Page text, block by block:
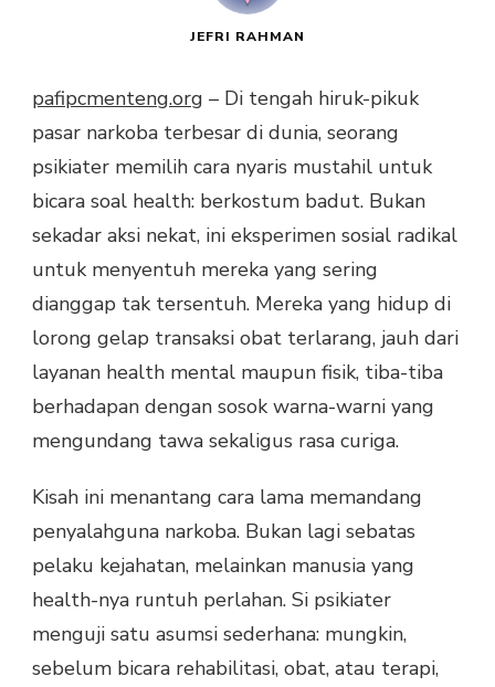
JEFRI RAHMAN
pafipcmenteng.org – Di tengah hiruk-pikuk
pasar narkoba terbesar di dunia, seorang
psikiater memilih cara nyaris mustahil untuk
bicara soal health: berkostum badut. Bukan
sekadar aksi nekat, ini eksperimen sosial radikal
untuk menyentuh mereka yang sering
dianggap tak tersentuh. Mereka yang hidup di
lorong gelap transaksi obat terlarang, jauh dari
layanan health mental maupun fisik, tiba-tiba
berhadapan dengan sosok warna-warni yang
mengundang tawa sekaligus rasa curiga.
Kisah ini menantang cara lama memandang
penyalahguna narkoba. Bukan lagi sebatas
pelaku kejahatan, melainkan manusia yang
health-nya runtuh perlahan. Si psikiater
menguji satu asumsi sederhana: mungkin,
sebelum bicara rehabilitasi, obat, atau terapi,